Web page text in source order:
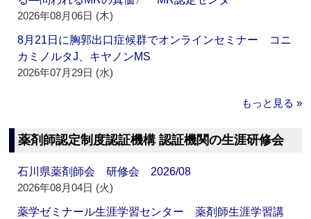
2026年08月06日 (木)
8月21日に胸郭出口症候群でオンラインセミナー コニ
カミノルタJ、キヤノンMS
2026年07月29日 (水)
もっと見る »
薬剤師認定制度認証機構 認証機関の生涯研修会
石川県薬剤師会 研修会 2026/08
2026年08月04日 (火)
薬学ゼミナール生涯学習センター 薬剤師生涯学習講